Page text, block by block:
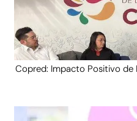
Copred: Impacto Positivo de